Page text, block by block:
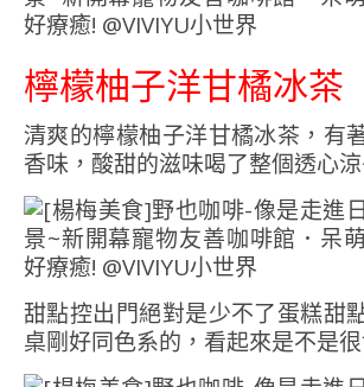
檸檬柚子洋甘橘冰茶
清爽的檸檬柚子洋甘橘冰茶，有
香味，酸甜的滋味喝了整個透心
甜點控出門絕對是少不了蛋糕甜
桌剛好同色系的，看起來是不是